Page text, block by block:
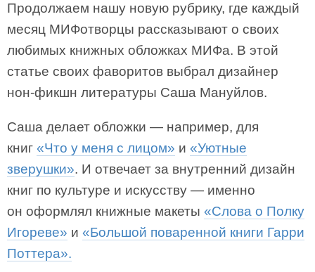
Продолжаем нашу новую рубрику, где каждый
месяц МИФотворцы рассказывают о своих
любимых книжных обложках МИФа. В этой
статье своих фаворитов выбрал дизайнер
нон-фикшн литературы Саша Мануйлов.
Саша делает обложки — например, для
книг «Что у меня с лицом» и «Уютные
зверушки». И отвечает за внутренний дизайн
книг по культуре и искусству — именно
он оформлял книжные макеты «Слова о Полку
Игореве» и «Большой поваренной книги Гарри
Поттера».